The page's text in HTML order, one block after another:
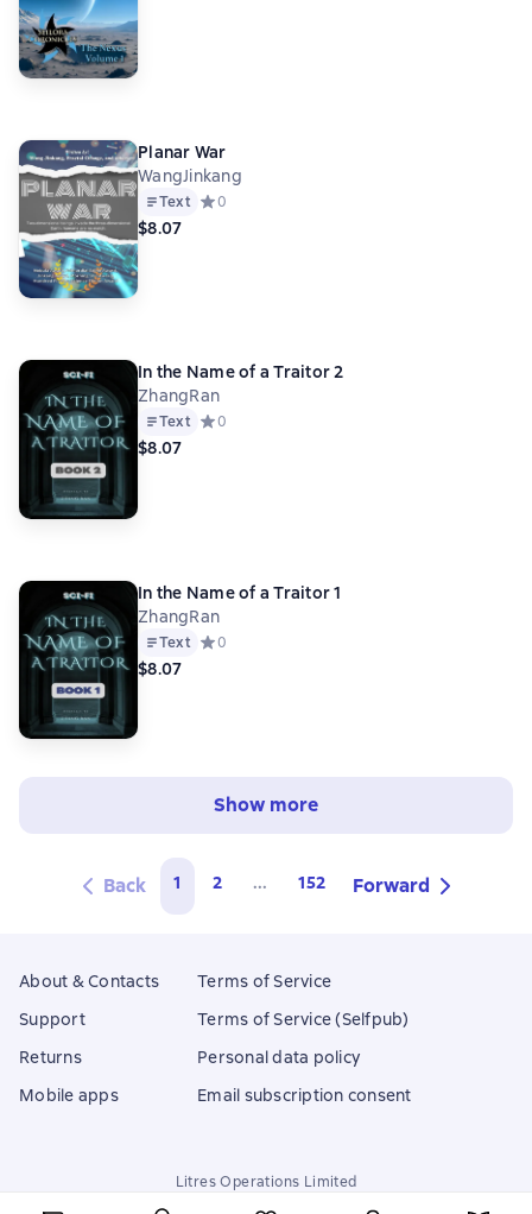
Planar War
WangJinkang
Text Средний рейтинг 0 на основе 0 оценок
0
$8.07
In the Name of a Traitor 2
ZhangRan
Text Средний рейтинг 0 на основе 0 оценок
0
$8.07
In the Name of a Traitor 1
ZhangRan
Text Средний рейтинг 0 на основе 0 оценок
0
$8.07
Show more
Back 1 2 ... 152 Forward
About & Contacts
Support
Returns
Mobile apps
Terms of Service
Terms of Service (Selfpub)
Personal data policy
Email subscription consent
Litres Operations Limited